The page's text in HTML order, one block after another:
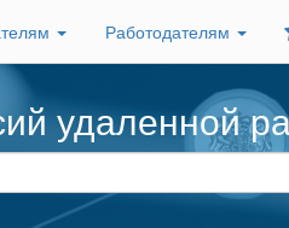
Работодателям
удаленной